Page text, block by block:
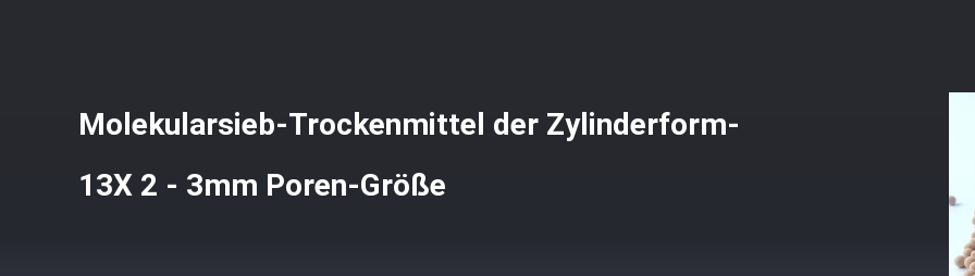
Molekularsieb-Trockenmittel der Zylinderform-
13X 2 - 3mm Poren-Größe